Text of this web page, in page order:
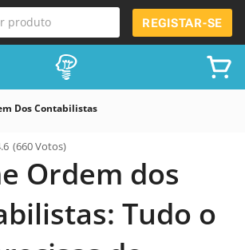
produto REGISTAR-SE
Dos Contabilistas
(660 Votos)
Ordem dos
Tudo o